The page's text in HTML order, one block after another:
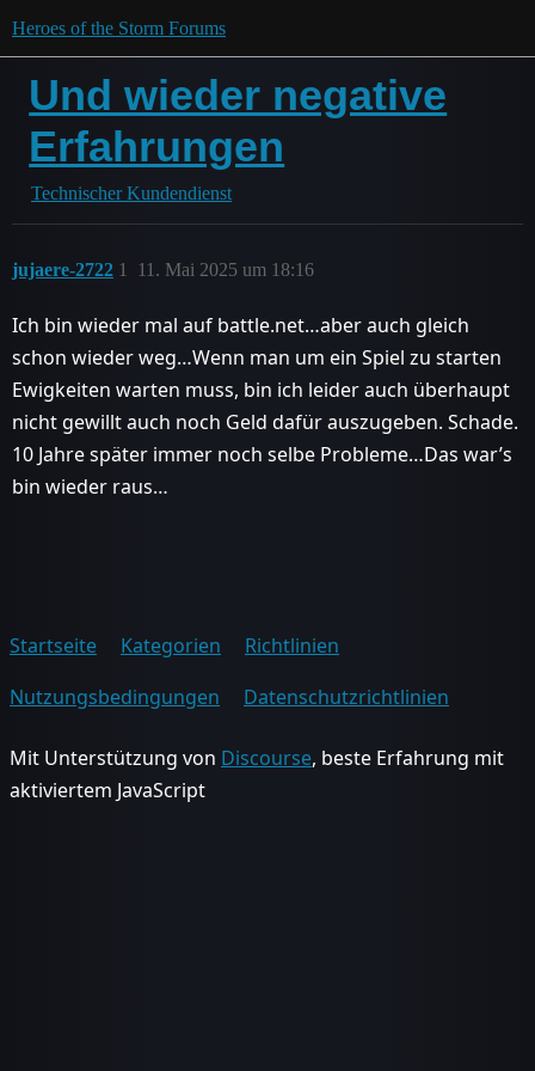
Heroes of the Storm Forums
Und wieder negative
Erfahrungen
Technischer Kundendienst
jujaere-2722 11. Mai 2025 um 18:16
1
Ich bin wieder mal auf battle.net…aber auch gleich
schon wieder weg…Wenn man um ein Spiel zu starten
Ewigkeiten warten muss, bin ich leider auch überhaupt
nicht gewillt auch noch Geld dafür auszugeben. Schade.
10 Jahre später immer noch selbe Probleme…Das war’s
bin wieder raus…
Startseite Kategorien
Richtlinien
Nutzungsbedingungen
Datenschutzrichtlinien
Mit Unterstützung von Discourse, beste Erfahrung mit
aktiviertem JavaScript